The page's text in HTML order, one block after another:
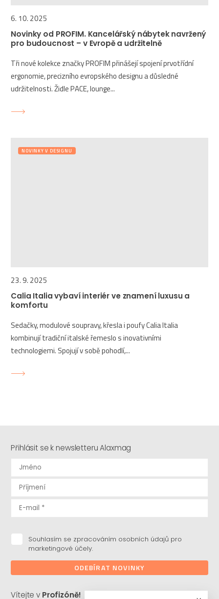
6. 10. 2025
Novinky od PROFIM. Kancelářský nábytek navržený
pro budoucnost – v Evropě a udržitelně
Tři nové kolekce značky PROFIM přinášejí spojení prvotřídní
ergonomie, precizního evropského designu a důsledné
udržitelnosti. Židle PACE, lounge...
NOVINKY V DESIGNU
23. 9. 2025
Calia Italia vybaví interiér ve znamení luxusu a
komfortu
Sedačky, modulové soupravy, křesla i poufy Calia Italia
kombinují tradiční italské řemeslo s inovativními
technologiemi. Spojují v sobě pohodlí,...
Přihlásit se k newsletteru Alaxmag
Souhlasím se zpracováním osobních údajů pro
marketingové účely.
ODEBÍRAT NOVINKY
Vítejte v Profizóně!